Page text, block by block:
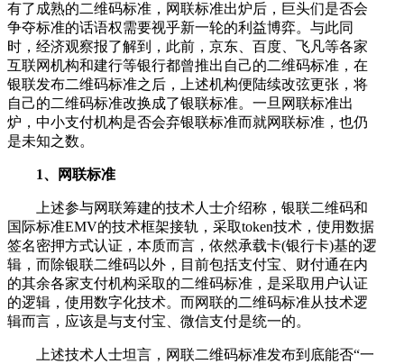
有了成熟的二维码标准，网联标准出炉后，巨头们是否会
争夺标准的话语权需要视乎新一轮的利益博弈。与此同
时，经济观察报了解到，此前，京东、百度、飞凡等各家
互联网机构和建行等银行都曾推出自己的二维码标准，在
银联发布二维码标准之后，上述机构便陆续改弦更张，将
自己的二维码标准改换成了银联标准。一旦网联标准出
炉，中小支付机构是否会弃银联标准而就网联标准，也仍
是未知之数。
1、网联标准
上述参与网联筹建的技术人士介绍称，银联二维码和
国际标准EMV的技术框架接轨，采取token技术，使用数据
签名密押方式认证，本质而言，依然承载卡(银行卡)基的逻
辑，而除银联二维码以外，目前包括支付宝、财付通在内
的其余各家支付机构采取的二维码标准，是采取用户认证
的逻辑，使用数字化技术。而网联的二维码标准从技术逻
辑而言，应该是与支付宝、微信支付是统一的。
上述技术人士坦言，网联二维码标准发布到底能否“一